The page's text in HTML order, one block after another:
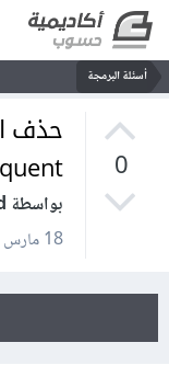
أسئلة البرمجة
0
حذف
بواسطة Amir Alsaeed
18 مارس 2021